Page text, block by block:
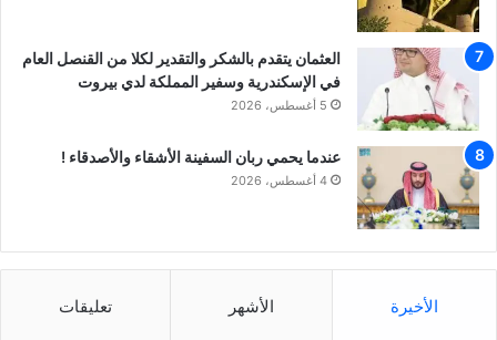
العثمان يتقدم بالشكر والتقدير لكلا من القنصل العام
في الإسكندرية وسفير المملكة لدي بيروت
5 أغسطس، 2026
عندما يحمي ربان السفينة الأشقاء والأصدقاء !
4 أغسطس، 2026
الأخيرة الأشهر تعليقات